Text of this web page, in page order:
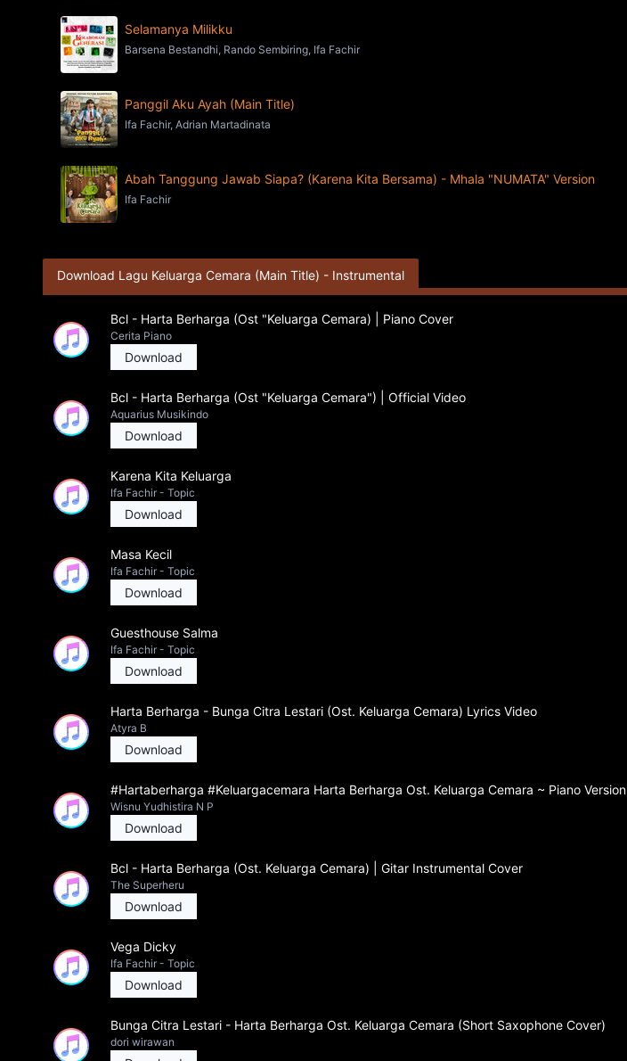
Selamanya Milikku
Barsena Bestandhi, Rando Sembiring, Ifa Fachir
Panggil Aku Ayah (Main Title)
Ifa Fachir, Adrian Martadinata
Abah Tanggung Jawab Siapa? (Karena Kita Bersama) - Mhala "NUMATA" Version
Ifa Fachir
Download Lagu Keluarga Cemara (Main Title) - Instrumental
Bcl - Harta Berharga (Ost "Keluarga Cemara) | Piano Cover
Cerita Piano
Download
Bcl - Harta Berharga (Ost "Keluarga Cemara") | Official Video
Aquarius Musikindo
Download
Karena Kita Keluarga
Ifa Fachir - Topic
Download
Masa Kecil
Ifa Fachir - Topic
Download
Guesthouse Salma
Ifa Fachir - Topic
Download
Harta Berharga - Bunga Citra Lestari (Ost. Keluarga Cemara) Lyrics Video
Atyra B
Download
#Hartaberharga #Keluargacemara Harta Berharga Ost. Keluarga Cemara ~ Piano Version
Wisnu Yudhistira N P
Download
Bcl - Harta Berharga (Ost. Keluarga Cemara) | Gitar Instrumental Cover
The Superheru
Download
Vega Dicky
Ifa Fachir - Topic
Download
Bunga Citra Lestari - Harta Berharga Ost. Keluarga Cemara (Short Saxophone Cover)
dori wirawan